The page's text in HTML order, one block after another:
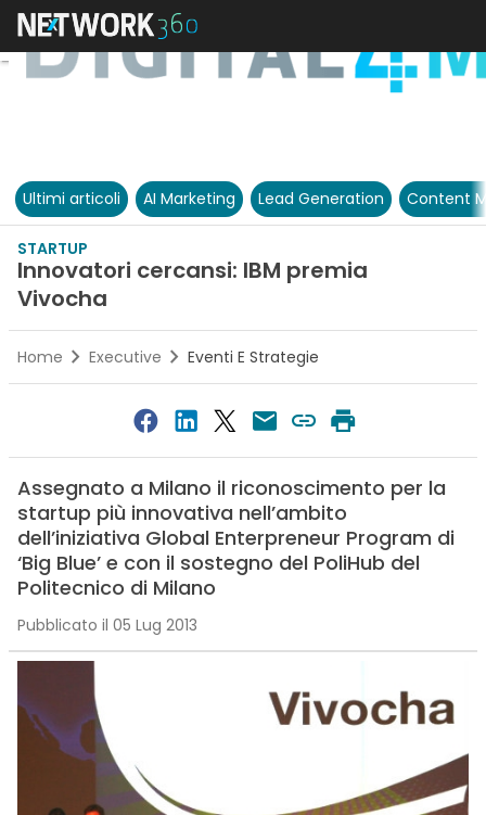
Ultimi articoli AI Marketing Lead Generation Content
STARTUP
Innovatori cercansi: IBM premia
Vivocha
Home Executive Eventi E Strategie
Assegnato a Milano il riconoscimento per la
startup più innovativa nell’ambito
dell’iniziativa Global Enterpreneur Program di
‘Big Blue’ e con il sostegno del PoliHub del
Politecnico di Milano
Pubblicato il 05 Lug 2013